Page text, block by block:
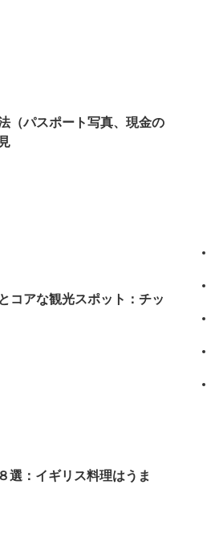
（パスポート写真、現金の
コアな観光スポット：チッ
選：イギリス料理はうま